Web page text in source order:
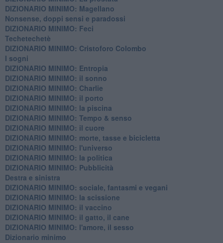
​DIZIONARIO MINIMO: Magellano
Nonsense, doppi sensi e paradossi
DIZIONARIO MINIMO: Feci
Techetechetè
DIZIONARIO MINIMO: Cristoforo Colombo
I sogni
DIZIONARIO MINIMO: Entropia
DIZIONARIO MINIMO: il sonno
DIZIONARIO MINIMO: Charlie
DIZIONARIO MINIMO: il porto
DIZIONARIO MINIMO: la piscina
DIZIONARIO MINIMO: Tempo & senso
DIZIONARIO MINIMO: il cuore
DIZIONARIO MINIMO: morte, tasse e bicicletta
DIZIONARIO MINIMO: l'universo
DIZIONARIO MINIMO: la politica
DIZIONARIO MINIMO: Pubblicità
Destra e sinistra
DIZIONARIO MINIMO: sociale, fantasmi e vegani
DIZIONARIO MINIMO: la scissione
DIZIONARIO MINIMO: il vaccino
DIZIONARIO MINIMO: il gatto, il cane
DIZIONARIO MINIMO: l'amore, il sesso
Dizionario minimo